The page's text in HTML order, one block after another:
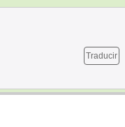
Traducir